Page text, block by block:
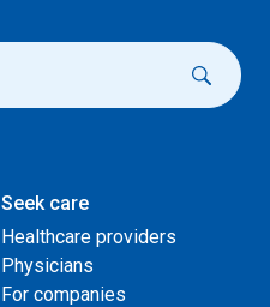
Seek care
Healthcare providers
Physicians
For companies